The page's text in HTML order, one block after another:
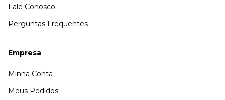
Fale Conosco
Perguntas Frequentes
Empresa
Minha Conta
Meus Pedidos